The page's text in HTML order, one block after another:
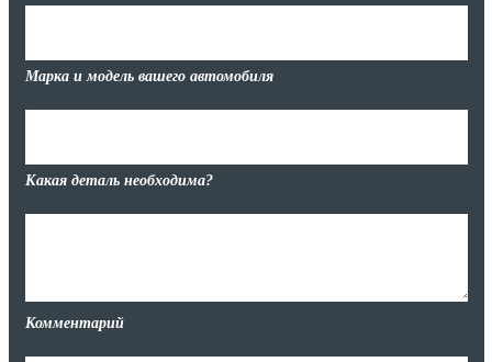
Марка и модель вашего автомобиля
Какая деталь необходима?
Комментарий